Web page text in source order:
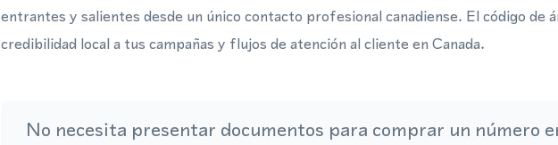
entrantes y salientes desde un único contacto profesional canadiense. El código de
credibilidad local a tus campañas y flujos de atención al cliente en Canada.
No necesita presentar documentos para comprar un número